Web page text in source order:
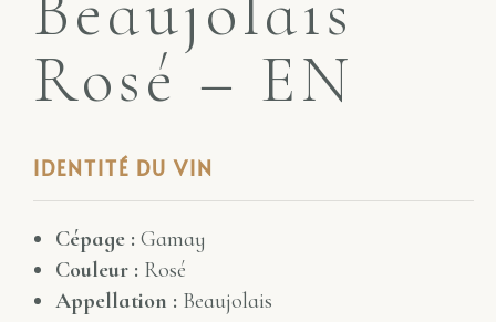
Rosé – EN
IDENTITÉ DU VIN
Cépage : Gamay
Couleur : Rosé
Appellation : Beaujolais